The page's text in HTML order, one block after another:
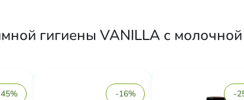
гигиены VANILLA с
-16% -